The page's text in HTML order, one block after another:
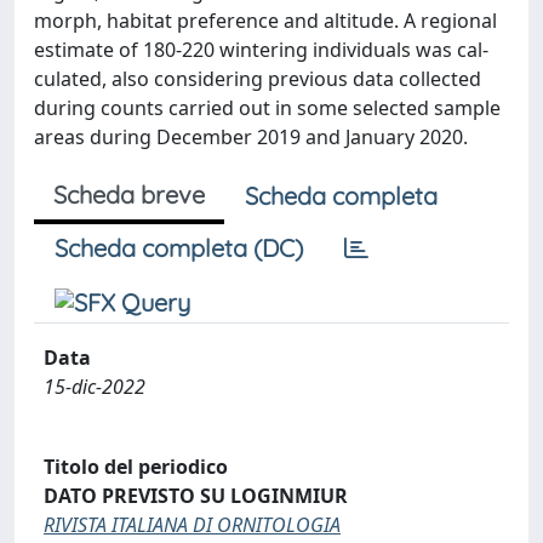
morph, habitat preference and altitude. A regional
estimate of 180-220 wintering individuals was cal-
culated, also considering previous data collected
during counts carried out in some selected sample
areas during December 2019 and January 2020.
Scheda breve
Scheda completa
Scheda completa (DC)
Data
15-dic-2022
Titolo del periodico
DATO PREVISTO SU LOGINMIUR
RIVISTA ITALIANA DI ORNITOLOGIA